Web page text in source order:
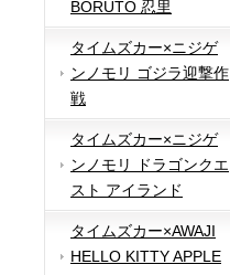
BORUTO 忍里
タイムズカー×ニジゲ
ンノモリ ゴジラ迎撃作
戦
タイムズカー×ニジゲ
ンノモリ ドラゴンクエ
スト アイランド
タイムズカー×AWAJI
HELLO KITTY APPLE